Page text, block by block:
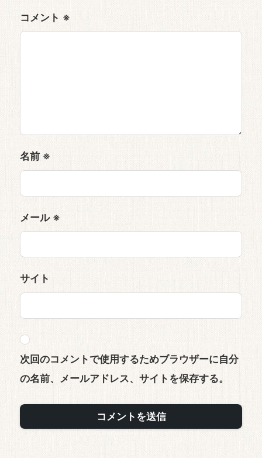
コメント ※
名前※
メール ※
サイト
次回のコメントで使用するためブラウザーに自分
の名前、メールアドレス、サイトを保存する。